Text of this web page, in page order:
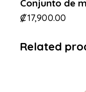
Conjunto de
₡17,900.00
Related